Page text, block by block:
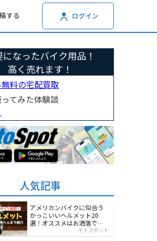
する ログイン
なったバイク用品！
高く売れます！
料の宅配買取
てみた体験談
人気記事
アメリカンバイクに似合う
かっこいいヘルメット20
選！オススメはお洒落でワ
モトスポット